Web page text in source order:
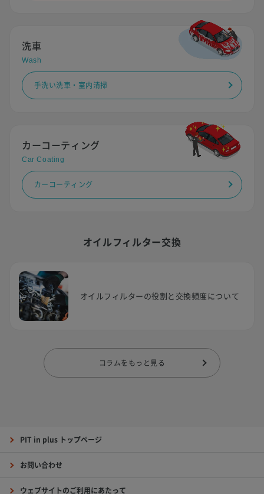
洗車
Wash
手洗い洗車・室内清掃
カーコーティング
Car Coating
カーコーティング
オイルフィルター交換
オイルフィルターの役割と交換頻度について
コラムをもっと見る
PIT in plus トップページ
お問い合わせ
ウェブサイトのご利用にあたって